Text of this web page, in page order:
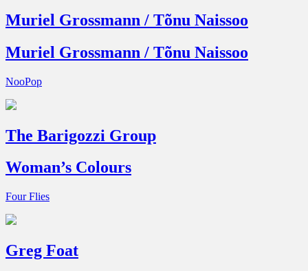
Muriel Grossmann / Tõnu Naissoo
Muriel Grossmann / Tõnu Naissoo
NooPop
The Barigozzi Group
Woman’s Colours
Four Flies
Greg Foat